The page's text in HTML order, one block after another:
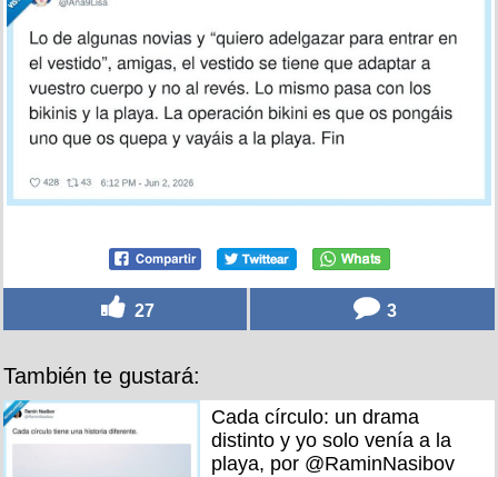
27 3
También te gustará:
Cada círculo: un drama
distinto y yo solo venía a la
playa, por @RaminNasibov